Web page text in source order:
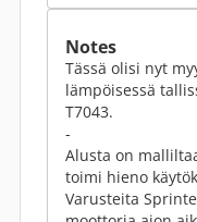
Notes
Tässä olisi nyt
lämpöisessä
T7043.
-
Alusta on
toimi hieno
Varusteita